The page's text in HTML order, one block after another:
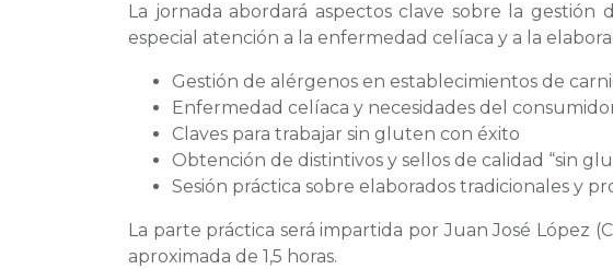
La jornada abordará aspectos clave sobre la
especial atención a la enfermedad celíaca y a la
Gestión de alérgenos en establecimientos de
Enfermedad celíaca y necesidades del
Claves para trabajar sin gluten con éxito
Obtención de distintivos y sellos de calidad “sin
Sesión práctica sobre elaborados tradicionales y
La parte práctica será impartida por Juan José López
aproximada de 1,5 horas.